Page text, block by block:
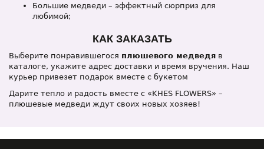
Большие медведи – эффектный сюрприз для
любимой;
КАК ЗАКАЗАТЬ
Выберите понравившегося плюшевого медведя в
каталоге, укажите адрес доставки и время вручения. Наш
курьер привезет подарок вместе с букетом
Дарите тепло и радость вместе с «KHES FLOWERS» –
плюшевые медведи ждут своих новых хозяев!